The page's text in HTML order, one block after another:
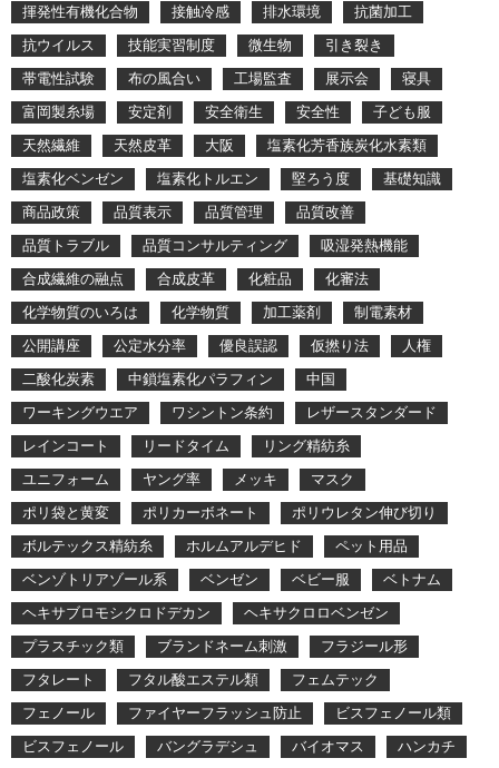
揮発性有機化合物
接触冷感 排水環境
抗菌加工
抗ウイルス
技能実習制度 微生物
引き裂き
帯電性試験
布の風合い 工場監査 展示会
寝具
富岡製糸場
安定剤 安全衛生 安全性
子ども服
天然繊維
天然皮革 大阪
塩素化芳香族炭化水素類
塩素化ベンゼン
塩素化トルエン 堅ろう度
基礎知識
商品政策
品質表示 品質管理
品質改善
品質トラブル
品質コンサルティング
吸湿発熱機能
合成繊維の融点
合成皮革 化粧品
化審法
化学物質のいろは
化学物質 加工薬剤
制電素材
公開講座
公定水分率 優良誤認 仮撚り法
人権
二酸化炭素
中鎖塩素化パラフィン
中国
ワーキングウエア
ワシントン条約
レザースタンダード
レインコート
リードタイム
リング精紡糸
ユニフォーム
ヤング率 メッキ
マスク
ポリ袋と黄変
ポリカーボネート
ポリウレタン伸び切り
ボルテックス精紡糸
ホルムアルデヒド
ペット用品
ベンゾトリアゾール系
ベンゼン ベビー服
ベトナム
ヘキサブロモシクロドデカン
ヘキサクロロベンゼン
プラスチック類
ブランドネーム刺激
フラジール形
フタレート
フタル酸エステル類
フェムテック
フェノール
ファイヤーフラッシュ防止
ビスフェノール類
ビスフェノール
バングラデシュ バイオマス
ハンカチ